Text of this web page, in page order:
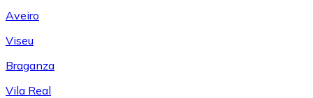
Aveiro
Viseu
Braganza
Vila Real